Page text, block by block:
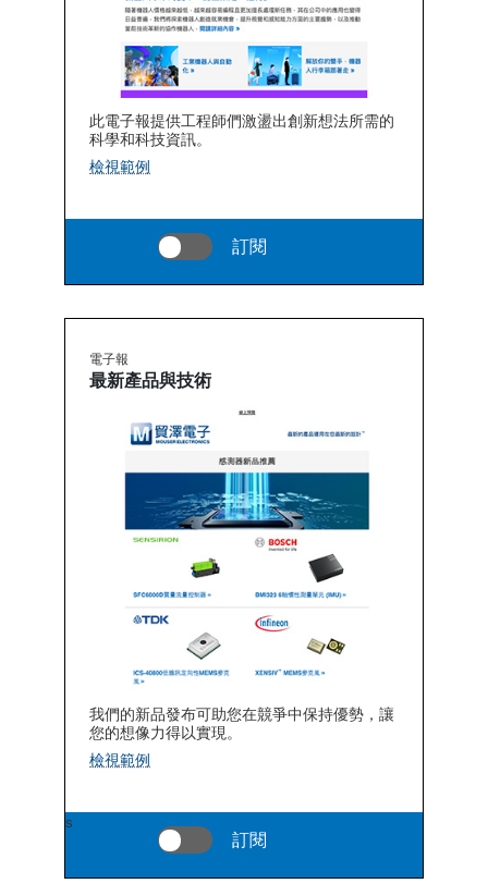
此電子報提供工程師們激盪出創新想法所需的
科學和科技資訊。
檢視範例
訂閱
電子報
最新產品與技術
我們的新品發布可助您在競爭中保持優勢，讓
您的想像力得以實現。
檢視範例
s
訂閱